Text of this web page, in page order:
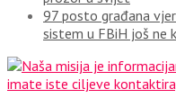
97 posto građana
sistem u FBiH još ne